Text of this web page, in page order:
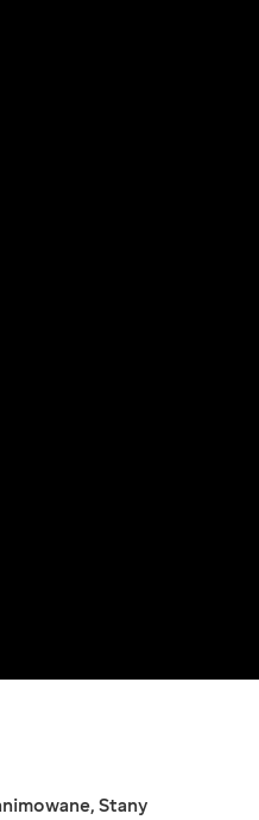
, Stany